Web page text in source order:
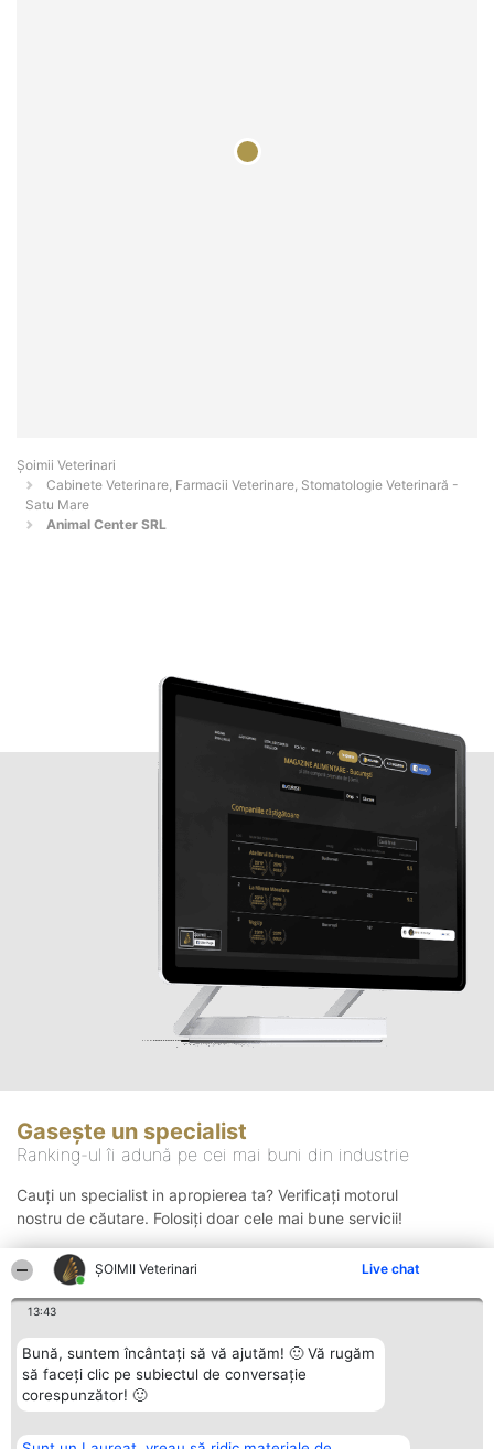
ȘOIMII Veterinari Live chat
13:43
Bună, suntem încântați să vă ajutăm! 🙂 Vă rugăm
să faceți clic pe subiectul de conversație
corespunzător! 🙂
Șoimii Veterinari
Cabinete Veterinare, Farmacii Veterinare, Stomatologie Veterinară -
Satu Mare
Animal Center SRL
Gasește un specialist
Ranking-ul îi adună pe cei mai buni din industrie
Cauți un specialist in apropierea ta? Verificați motorul
nostru de căutare. Folosiți doar cele mai bune servicii!